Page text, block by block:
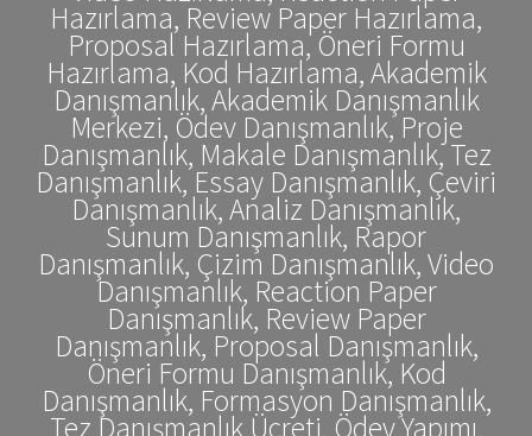
Hazırlama, Review Paper Hazırlama,
Proposal Hazırlama, Öneri Formu
Hazırlama, Kod Hazırlama, Akademik
Danışmanlık, Akademik Danışmanlık
Merkezi, Ödev Danışmanlık, Proje
Danışmanlık, Makale Danışmanlık, Tez
Danışmanlık, Essay Danışmanlık, Çeviri
Danışmanlık, Analiz Danışmanlık,
Sunum Danışmanlık, Rapor
Danışmanlık, Çizim Danışmanlık, Video
Danışmanlık, Reaction Paper
Danışmanlık, Review Paper
Danışmanlık, Proposal Danışmanlık,
Öneri Formu Danışmanlık, Kod
Danışmanlık, Formasyon Danışmanlık,
Tez Danışmanlık Ücreti, Ödev Yapımı,